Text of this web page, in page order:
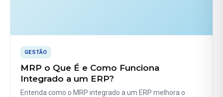
GESTÃO
MRP o Que É e Como Funciona
Integrado a um ERP?
Entenda como o MRP integrado a um ERP melhora o